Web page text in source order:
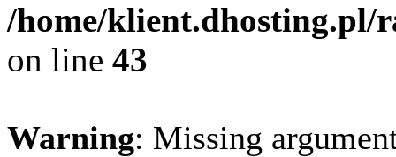
/home/klient.dhosting.pl/
on line 43
Warning: Missing